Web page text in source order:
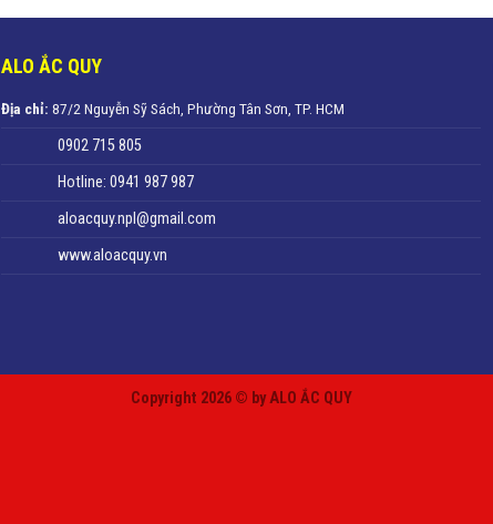
ALO ẮC QUY
Địa chỉ: 87/2 Nguyễn Sỹ Sách, Phường Tân Sơn, TP. HCM
0902 715 805
Hotline: 0941 987 987
aloacquy.npl@gmail.com
www.aloacquy.vn
Copyright 2026 © by ALO ẮC QUY